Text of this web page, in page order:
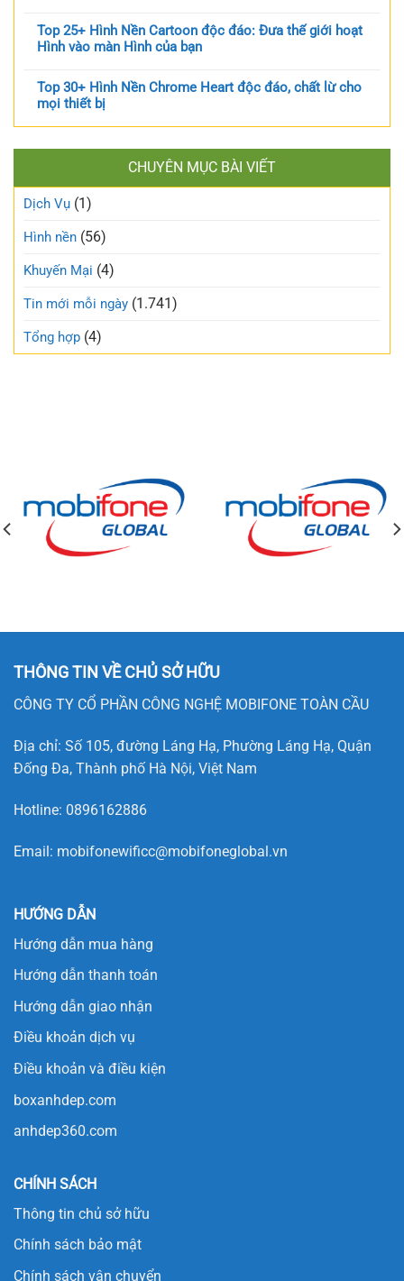
Top 25+ Hình Nền Cartoon độc đáo: Đưa thế giới hoạt
Hình vào màn Hình của bạn
Top 30+ Hình Nền Chrome Heart độc đáo, chất lừ cho
mọi thiết bị
CHUYÊN MỤC BÀI VIẾT
Dịch Vụ (1)
Hình nền (56)
Khuyến Mại (4)
Tin mới mỗi ngày (1.741)
Tổng hợp (4)
THÔNG TIN VỀ CHỦ SỞ HỮU
CÔNG TY CỔ PHẦN CÔNG NGHỆ MOBIFONE TOÀN CẦU
Địa chỉ: Số 105, đường Láng Hạ, Phường Láng Hạ, Quận
Đống Đa, Thành phố Hà Nội, Việt Nam
Hotline: 0896162886
Email: mobifonewificc@mobifoneglobal.vn
HƯỚNG DẪN
Hướng dẫn mua hàng
Hướng dẫn thanh toán
Hướng dẫn giao nhận
Điều khoản dịch vụ
Điều khoản và điều kiện
boxanhdep.com
anhdep360.com
CHÍNH SÁCH
Thông tin chủ sở hữu
Chính sách bảo mật
Chính sách vận chuyển